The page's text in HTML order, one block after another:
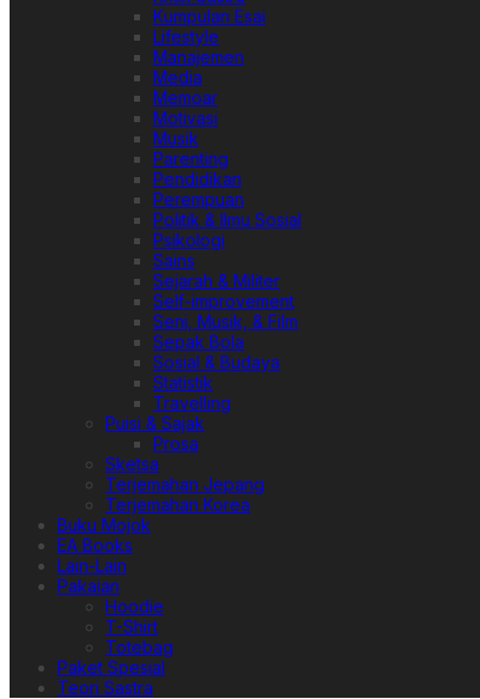
Kumpulan Esai
Lifestyle
Manajemen
Media
Memoar
Motivasi
Musik
Parenting
Pendidikan
Perempuan
Politik & Ilmu Sosial
Psikologi
Sains
Sejarah & Militer
Self-improvement
Seni, Musik, & Film
Sepak Bola
Sosial & Budaya
Statistik
Travelling
Puisi & Sajak
Prosa
Sketsa
Terjemahan Jepang
Terjemahan Korea
Buku Mojok
EA Books
Lain-Lain
Pakaian
Hoodie
T-Shirt
Totebag
Paket Spesial
Teori Sastra